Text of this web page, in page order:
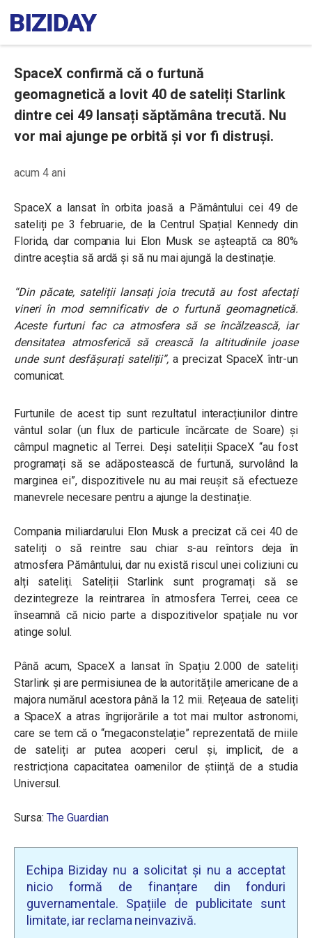
SpaceX confirmă că o furtună
geomagnetică a lovit 40 de sateliți Starlink
dintre cei 49 lansați săptămâna trecută. Nu
vor mai ajunge pe orbită și vor fi distruși.
acum 4 ani
SpaceX a lansat în orbita joasă a Pământului cei 49 de
sateliți pe 3 februarie, de la Centrul Spațial Kennedy din
Florida, dar compania lui Elon Musk se așteaptă ca 80%
dintre aceștia să ardă și să nu mai ajungă la destinație.
“Din păcate, sateliții lansați joia trecută au fost afectați
vineri în mod semnificativ de o furtună geomagnetică.
Aceste furtuni fac ca atmosfera să se încălzească, iar
densitatea atmosferică să crească la altitudinile joase
unde sunt desfășurați sateliții”, a precizat SpaceX într-un
comunicat.
Furtunile de acest tip sunt rezultatul interacțiunilor dintre
vântul solar (un flux de particule încărcate de Soare) și
câmpul magnetic al Terrei. Deși sateliții SpaceX “au fost
programați să se adăpostească de furtună, survolând la
marginea ei”, dispozitivele nu au mai reușit să efectueze
manevrele necesare pentru a ajunge la destinație.
Compania miliardarului Elon Musk a precizat că cei 40 de
sateliți o să reintre sau chiar s-au reîntors deja în
atmosfera Pământului, dar nu există riscul unei coliziuni cu
alți sateliți. Sateliții Starlink sunt programați să se
dezintegreze la reintrarea în atmosfera Terrei, ceea ce
înseamnă că nicio parte a dispozitivelor spațiale nu vor
atinge solul.
Până acum, SpaceX a lansat în Spațiu 2.000 de sateliți
Starlink și are permisiunea de la autoritățile americane de a
majora numărul acestora până la 12 mii. Rețeaua de sateliți
a SpaceX a atras îngrijorările a tot mai multor astronomi,
care se tem că o “megaconstelație” reprezentată de miile
de sateliți ar putea acoperi cerul și, implicit, de a
restricționa capacitatea oamenilor de știință de a studia
Universul.
Sursa: The Guardian
Echipa Biziday nu a solicitat și nu a acceptat
nicio formă de finanțare din fonduri
guvernamentale. Spațiile de publicitate sunt
limitate, iar reclama neinvazivă.